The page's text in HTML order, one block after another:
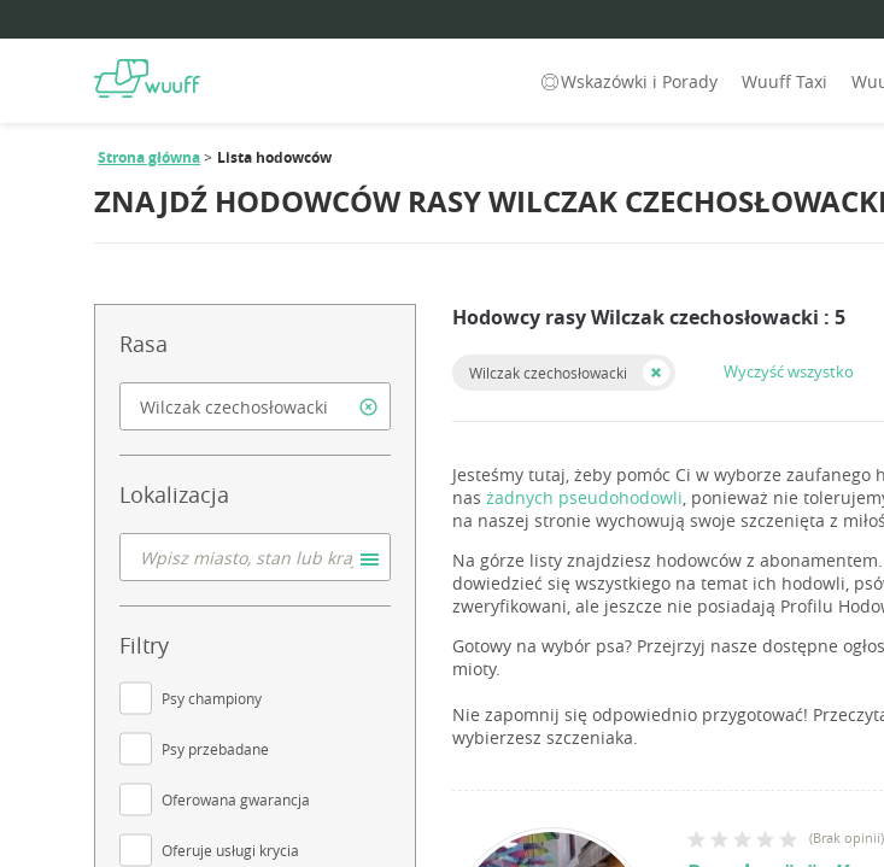
Wskazówki i Porady Wuuff Taxi
Strona główna Lista hodowców
ZNAJDŹ HODOWCÓW RASY WILCZAK
Rasa
Lokalizacja
Filtry
Psy championy
Psy przebadane
Oferowana gwarancja
Oferuje usługi krycia
Hodowcy rasy Wilczak czechosłowacki : 5
Wilczak czechosłowacki Wyczyść wszystko
Jesteśmy tutaj, żeby pomóc Ci w wyborze zaufanego
nas żadnych pseudohodowli, ponieważ nie
na naszej stronie wychowują swoje szczenięta z
Na górze listy znajdziesz hodowców z
dowiedzieć się wszystkiego na temat ich hodowli,
zweryfikowani, ale jeszcze nie posiadają Profilu
Gotowy na wybór psa? Przejrzyj nasze dostępne
mioty.
Nie zapomnij się odpowiednio przygotować!
wybierzesz szczeniaka.
(Brak opinii)